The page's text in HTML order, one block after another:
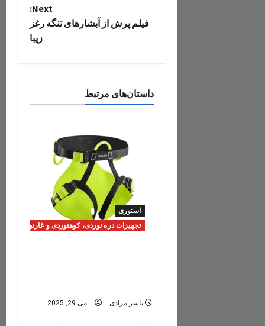
s
a
a
n
Next:
فیلم پرش از آبشارهای تنگه رغز
زیبا
داستان‌های مرتبط
استوری
تجهیزات دره نوردی، کوهنوردی و غارنوردی
یاسر مرادی می 29, 2025